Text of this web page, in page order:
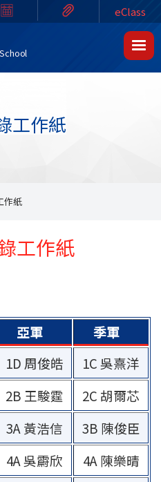
eClass
工作紙
作紙
工作紙
亞軍
季軍
1D 周俊皓
1C 吳熹洋
2B 王駿霆
2C 胡爾芯
3A 黃浩信
3B 陳俊臣
4A 吳霨欣
4A 陳樂晴